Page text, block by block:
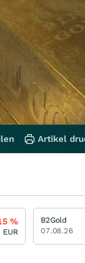
Artikel
%
EUR
B2Gold
07.08.26